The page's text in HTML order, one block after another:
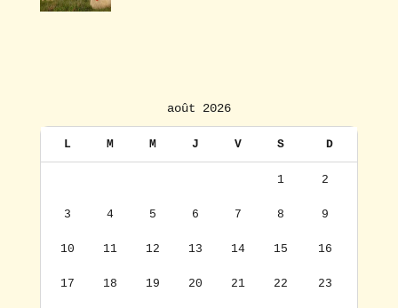
août 2026
L M M J V S D
1 2
3 4 5 6 7 8 9
10 11 12 13 14 15 16
17 18 19 20 21 22 23